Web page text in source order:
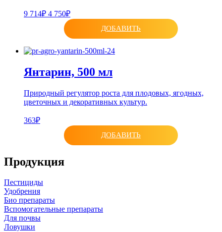
9 714₽ 4 750₽
ДОБАВИТЬ
Янтарин, 500 мл
Природный регулятор роста для плодовых, ягодных,
цветочных и декоративных культур.
363₽
ДОБАВИТЬ
Продукция
Пестициды
Удобрения
Био препараты
Вспомогательные препараты
Для почвы
Ловушки